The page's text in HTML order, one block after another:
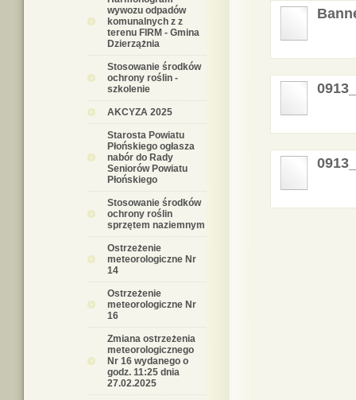
wywozu odpadów
komunalnych z z
terenu FIRM - Gmina
Dzierzążnia
Stosowanie środków
ochrony roślin -
szkolenie
AKCYZA 2025
Starosta Powiatu
Płońskiego ogłasza
nabór do Rady
Seniorów Powiatu
Płońskiego
Stosowanie środków
ochrony roślin
sprzętem naziemnym
Ostrzeżenie
meteorologiczne Nr
14
Ostrzeżenie
meteorologiczne Nr
16
Zmiana ostrzeżenia
meteorologicznego
Nr 16 wydanego o
godz. 11:25 dnia
27.02.2025